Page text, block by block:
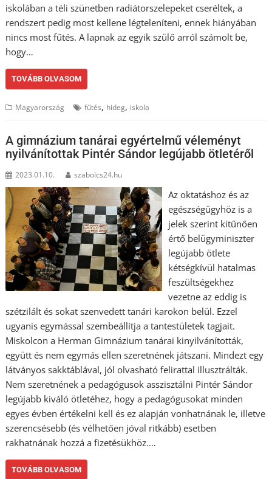
iskolában a téli szünetben radiátorszelepeket cseréltek, a
rendszert pedig most kellene légteleníteni, ennek hiányában
nincs most fűtés. A lapnak az egyik szülő arról számolt be,
hogy…
TOVÁBB OLVASOM
Magyarország fűtés, hideg, iskola
A gimnázium tanárai egyértelmű véleményt
nyilvánítottak Pintér Sándor legújabb ötletéről
2023.01.10. szabolcs24.hu
Az oktatáshoz és az
egészségügyhöz is a
jelek szerint kitűnően
értő belügyminiszter
legújabb ötlete
kétségkívül hatalmas
feszültségekhez
vezetne az eddig is
szétzilált és sokat szenvedett tanári karokon belül. Ezzel
ugyanis egymással szembeállítja a tantestületek tagjait.
Miskolcon a Herman Gimnázium tanárai kinyilvánították,
együtt és nem egymás ellen szeretnének játszani. Mindezt egy
látványos sakktáblával, jól olvasható felirattal illusztrálták.
Nem szeretnének a pedagógusok asszisztálni Pintér Sándor
legújabb kiváló ötletéhez, hogy a pedagógusokat minden
egyes évben értékelni kell és ez alapján vonhatnának le, illetve
szerencsésebb (és vélhetően jóval ritkább) esetben
rakhatnának hozzá a fizetésükhöz.…
TOVÁBB OLVASOM